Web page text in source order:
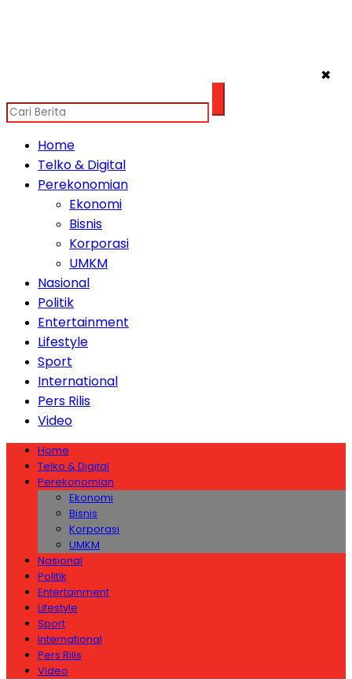
✖
Home
Telko & Digital
Perekonomian
Ekonomi
Bisnis
Korporasi
UMKM
Nasional
Politik
Entertainment
Lifestyle
Sport
International
Pers Rilis
Video
Home
Telko & Digital
Perekonomian
Ekonomi
Bisnis
Korporasi
UMKM
Nasional
Politik
Entertainment
Lifestyle
Sport
International
Pers Rilis
Video